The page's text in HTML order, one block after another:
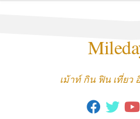
เม้าท์ กิน ฟิน เที่ยว